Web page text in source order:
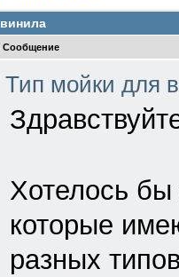
Сообщение
Тип мойки для
Хотелось
которые
разных